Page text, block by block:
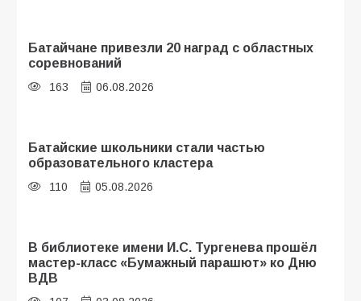
Батайчане привезли 20 наград с областных
соревнований
163 06.08.2026
Батайские школьники стали частью
образовательного кластера
110 05.08.2026
В библиотеке имени И.С. Тургенева прошёл
мастер-класс «Бумажный парашют» ко Дню
ВДВ